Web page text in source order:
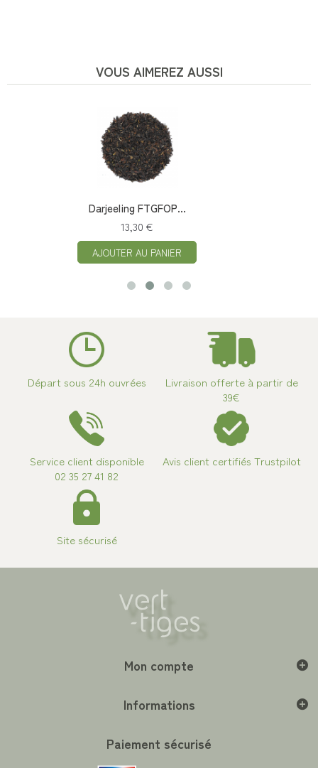
VOUS AIMEREZ AUSSI
Darjeeling FTGFOP...
AJOUTER AU PANIER
Départ sous 24h ouvrées
Livraison offerte à partir de
39€
Service client disponible
02 35 27 41 82
Avis client certifiés Trustpilot
Site sécurisé
Mon compte
Informations
Paiement sécurisé